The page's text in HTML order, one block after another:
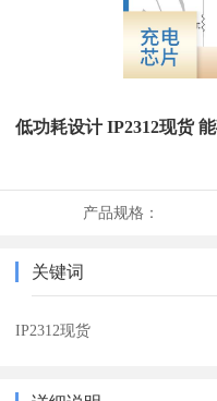
低功耗设计 IP2312现货
产品规格：
关键词
IP2312现货